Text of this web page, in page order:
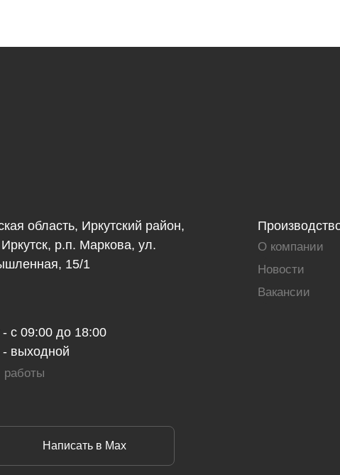
область, Иркутский район,
р.п. Маркова, ул.
15/1
с 09:00 до 18:00
выходной
О компании
Новости
Вакансии
Написать в Max